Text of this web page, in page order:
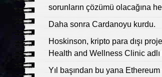
sorunların çözümü olacağına
Daha sonra Cardanoyu kurdu.
Hoskinson, kripto para dışı
Health and Wellness Clinic
Yıl başından bu yana